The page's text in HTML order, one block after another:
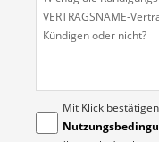
Mit Klick